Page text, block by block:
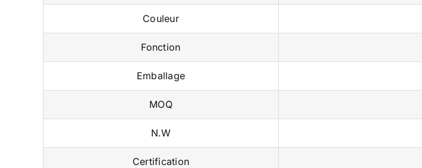
Couleur
Fonction
Emballage
MOQ
N.W
Certification